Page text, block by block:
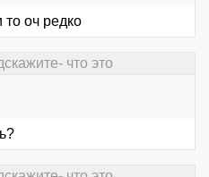
то оч редко
что это